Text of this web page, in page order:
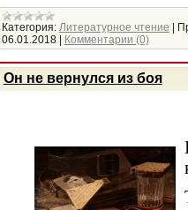
Категория: Литературное чтение |
06.01.2018 | Комментарии (0)
Он не вернулся из боя